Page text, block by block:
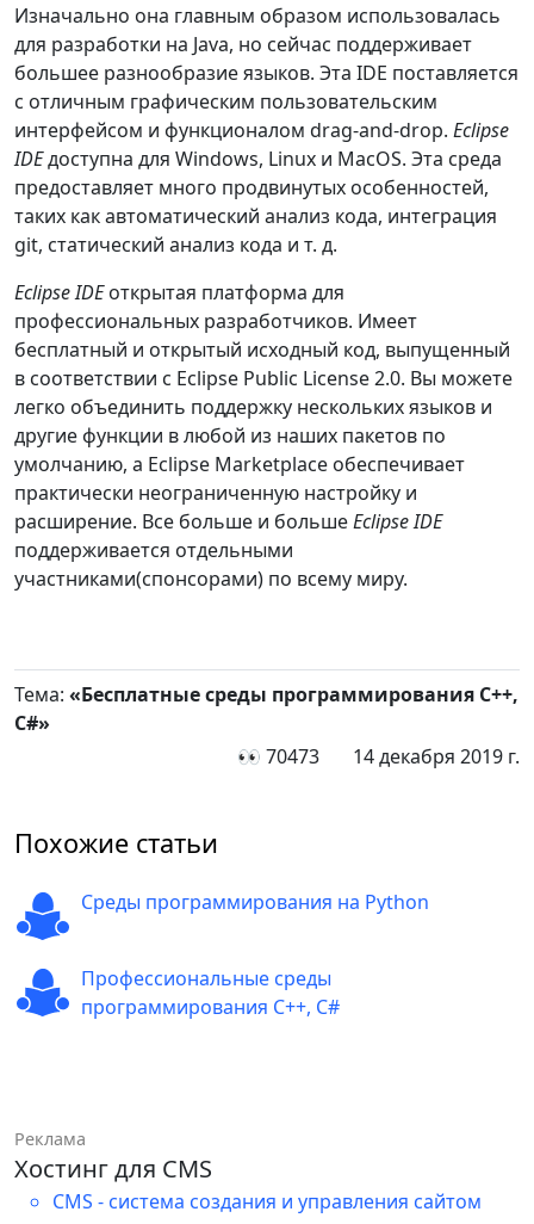
Изначально она главным образом использовалась
для разработки на Java, но сейчас поддерживает
большее разнообразие языков. Эта IDE поставляется
с отличным графическим пользовательским
интерфейсом и функционалом drag-and-drop. Eclipse
IDEдоступна для Windows, Linux и MacOS. Эта среда
предоставляет много продвинутых особенностей,
таких как автоматический анализ кода, интеграция
git, статический анализ кода и т. д.
Eclipse IDEоткрытая платформа для
профессиональных разработчиков. Имеет
бесплатный и открытый исходный код, выпущенный
в соответствии с Eclipse Public License 2.0. Вы можете
легко объединить поддержку нескольких языков и
другие функции в любой из наших пакетов по
умолчанию, а Eclipse Marketplace обеспечивает
практически неограниченную настройку и
расширение. Все больше и большеEclipse IDE
поддерживается отдельными
участниками(спонсорами) по всему миру.
Тема: «Бесплатные среды программирования С++,
C#»
👀 70473
14 декабря 2019 г.
Похожие статьи
Среды программирования на Python
Профессиональные среды
программирования C++, C#
Реклама
Хостинг для CMS
CMS - система создания и управления сайтом